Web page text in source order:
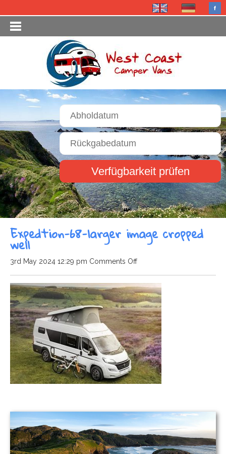
Verfügbarkeit prüfen
Expedtion-68-larger image cropped
well
3rd May 2024 12:29 pm Comments Offon
Expedtion-
68-
larger
image
cropped
well